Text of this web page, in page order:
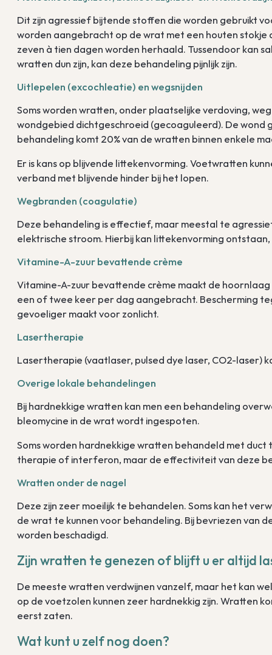
Dit zijn agressief bijtende stoffen die worden gebruikt
worden aangebracht op de wrat met een houten
zeven à tien dagen worden herhaald. Tussendoor kan
wratten dun zijn, kan deze behandeling pijnlijk zijn.
Uitlepelen (excochleatie) en wegsnijden
Soms worden wratten, onder plaatselijke verdoving,
wondgebied dichtgeschroeid (gecoaguleerd). De wond
behandeling komt 20% van de wratten binnen enkele
Er is kans op blijvende littekenvorming. Voetwratten
verband met blijvende hinder bij het lopen.
Wegbranden (coagulatie)
Deze behandeling is effectief, maar meestal te
elektrische stroom. Hierbij kan littekenvorming
Vitamine-A-zuur bevattende crème
Vitamine-A-zuur bevattende crème maakt de
een of twee keer per dag aangebracht. Bescherming
gevoeliger maakt voor zonlicht.
Lasertherapie
Lasertherapie (vaatlaser, pulsed dye laser, CO2-laser)
Overige lokale behandelingen
Bij hardnekkige wratten kan men een behandeling
bleomycine in de wrat wordt ingespoten.
Soms worden hardnekkige wratten behandeld met
therapie of interferon, maar de effectiviteit van deze
Wratten onder de nagel
Deze zijn zeer moeilijk te behandelen. Soms kan het
de wrat te kunnen voor behandeling. Bij bevriezen van
worden beschadigd.
Zijn wratten te genezen of blijft u er altijd
De meeste wratten verdwijnen vanzelf, maar het kan
op de voetzolen kunnen zeer hardnekkig zijn. Wratten
eerst zaten.
Wat kunt u zelf nog doen?